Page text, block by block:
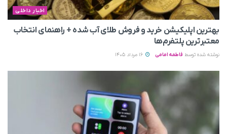
اخبار داخلی
بهترین اپلیکیشن خرید و فروش طلای آب شده + راهنمای انتخاب
معتبرترین پلتفرم‌ها
نوشته شده توسط فاطمه امامی